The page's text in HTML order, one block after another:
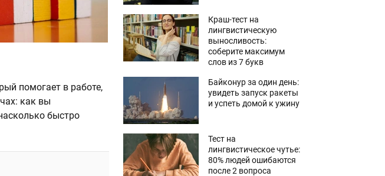
помогает в работе,
как вы
быстро
Краш-тест на
лингвистическую
выносливость:
соберите максимум
слов из 7 букв
Байконур за один день:
увидеть запуск ракеты
и успеть домой к ужину
Тест на
лингвистическое чутье:
80% людей ошибаются
после 2 вопроса